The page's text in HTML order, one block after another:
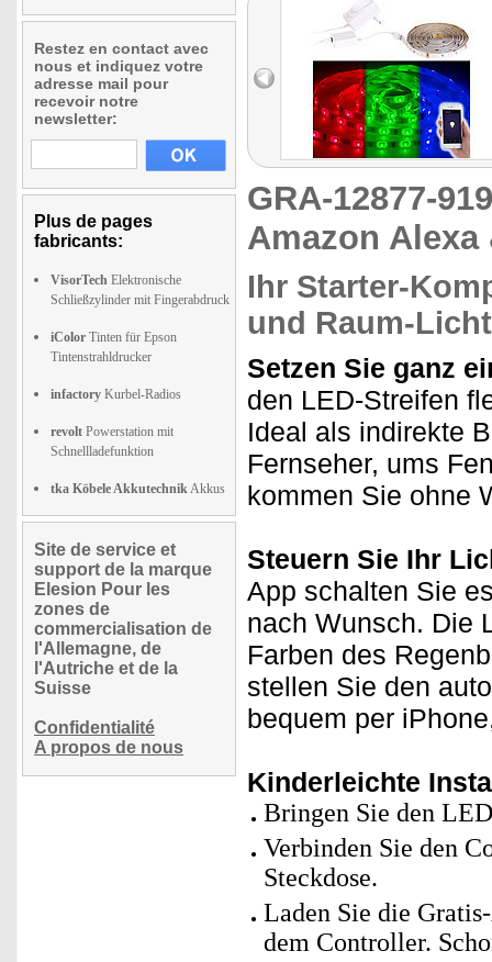
Restez en contact avec
nous et indiquez votre
adresse mail pour
recevoir notre
newsletter:
Plus de pages
fabricants:
VisorTech Elektronische
Schließzylinder mit Fingerabdruck
iColor Tinten für Epson
Tintenstrahldrucker
infactory Kurbel-Radios
revolt Powerstation mit
Schnellladefunktion
tka Köbele AkkutechnikAkkus
Site de service et
support de la marque
Elesion Pour les
zones de
commercialisation de
l'Allemagne, de
l'Autriche et de la
Suisse
Confidentialité
A propos de nous
GRA-12877-
Amazon
Ihr Starter-
und Raum-
Setzen Sie ganz
den LED-Streifen
Ideal als indirekte
Fernseher, ums
kommen Sie ohne
Steuern Sie Ihr
App schalten Sie
nach Wunsch. Die
Farben des
stellen Sie den
bequem per
Kinderleichte
Bringen Sie den
Verbinden Sie den
Steckdose.
Laden Sie die
dem Controller.